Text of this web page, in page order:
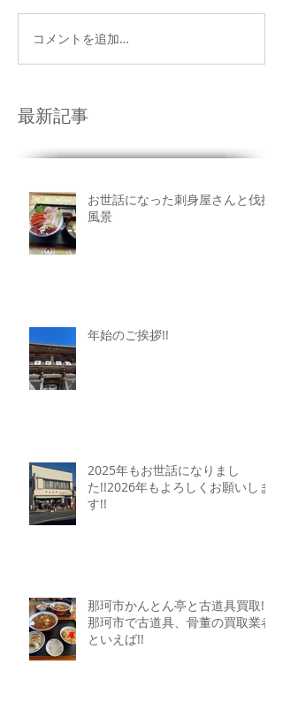
最新記事
コメントを追加…
お世話になった刺身屋さんと伐採
風景
年始のご挨拶!!
2025年もお世話になりまし
た!!2026年もよろしくお願いしま
す!!
那珂市かんとん亭と古道具買取!!
那珂市で古道具、骨董の買取業者
といえば!!